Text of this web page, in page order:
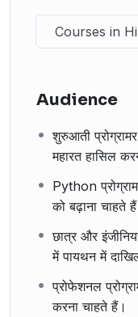
Courses in
Audience
शुरुआती
महारत हासिल
Python
को बढ़ाना चाहते
छात्र और
में पायथन में
प्रोफेशनल
करना चाहते हैं।